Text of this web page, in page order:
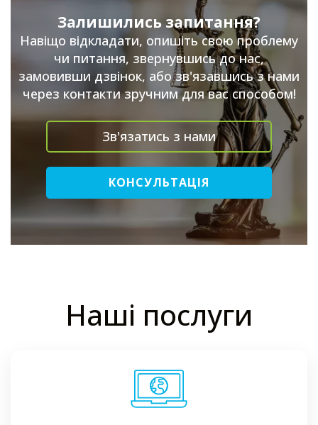
Залишились запитання?
Навіщо відкладати, опишіть свою проблему
чи питання, звернувшись до нас,
замовивши дзвінок, або зв'язавшись з нами
через контакти зручним для вас способом!
Зв'язатись з нами
КОНСУЛЬТАЦІЯ
Наші послуги